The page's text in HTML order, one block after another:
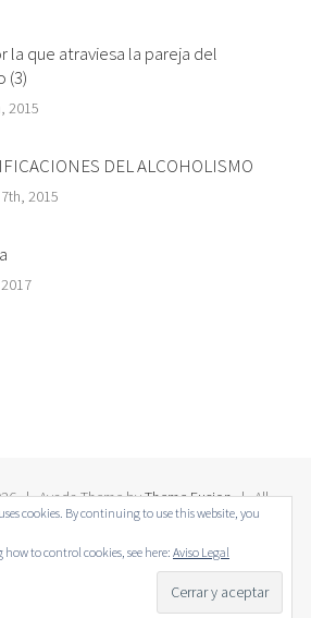
la que atraviesa la pareja del
(3)
2015
DEL ALCOHOLISMO
2015
| Avada Theme byTheme Fusion| All
| Powered by
cookies. By continuing to use this website, you
to control cookies, see here: Aviso Legal